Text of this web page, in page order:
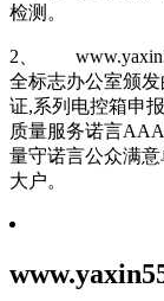
检测。
2、
全标志办公室颁
证,系列电控箱申
质量服务诺言
量守诺言公众满
大户。